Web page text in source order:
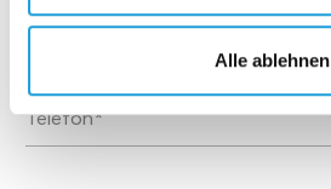
Alle ablehnen